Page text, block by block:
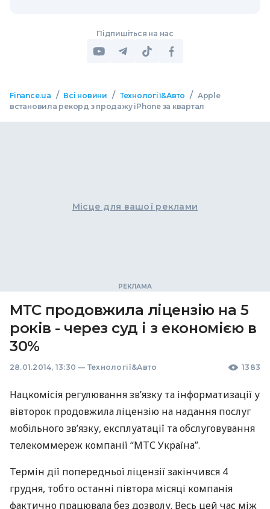
Підпишіться на нас
Finance.ua / Всі новини / Технології&Авто / Apple
встановила рекорд з продажу iPhone за квартал
Місце для вашої реклами
МТС продовжила ліцензію на 5
років - через суд і з економією в
30%
28.01.2014, 13:30 — Технології&Авто 1383
Нацкомісія регулювання зв’язку та інформатизації у
вівторок продовжила ліцензію на надання послуг
мобільного зв’язку, експлуатації та обслуговування
телекоммереж компанії “МТСУкраїна”.
Термін дії попередньої ліцензії закінчився 4
грудня, тобто останні півтора місяці компанія
фактично працювала без дозволу. Весь цей час між